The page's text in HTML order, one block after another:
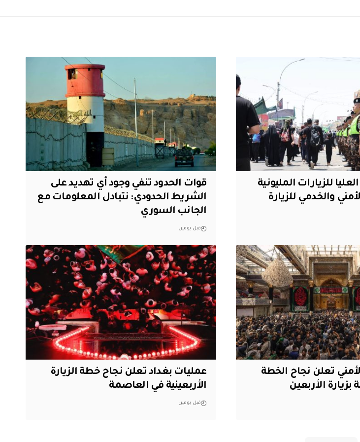
للزيارات المليونية
والخدمي للزيارة
قوات الحدود تنفي وجود أي تهديد على
الشريط الحدودي: نتبادل المعلومات مع
الجانب السوري
قبل يومين
تعلن نجاح الخطة
بزيارة الأربعين
عمليات بغداد تعلن نجاح خطة الزيارة
الأربعينية في العاصمة
قبل يومين